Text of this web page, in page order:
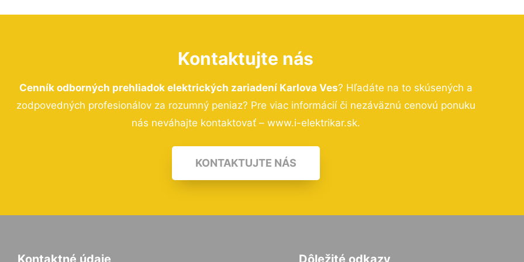
Kontaktujte nás
Cenník odborných prehliadok elektrických zariadení Karlova Ves? Hľadáte na to skúsených a
zodpovedných profesionálov za rozumný peniaz? Pre viac informácií či nezáväznú cenovú ponuku
nás neváhajte kontaktovať – www.i-elektrikar.sk.
KONTAKTUJTE NÁS
Kontaktné údaje Dôležité odkazy